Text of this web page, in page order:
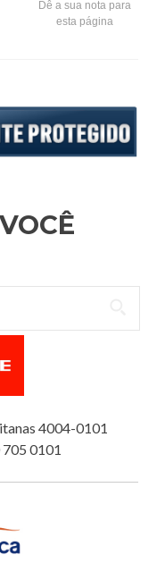
Dê a sua nota para
esta página
4004-0101
0101